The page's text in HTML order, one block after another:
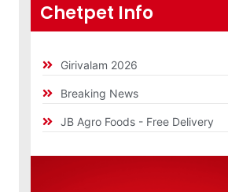
Chetpet Info
Girivalam 2026
Breaking News
JB Agro Foods - Free Delivery